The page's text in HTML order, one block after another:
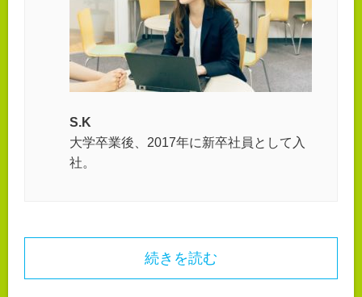
S.K
大学卒業後、2017年に新卒社員として入
社。
続きを読む